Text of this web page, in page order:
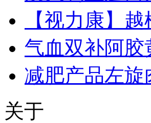
【视力康】
气血双补阿
减肥产品左
关于